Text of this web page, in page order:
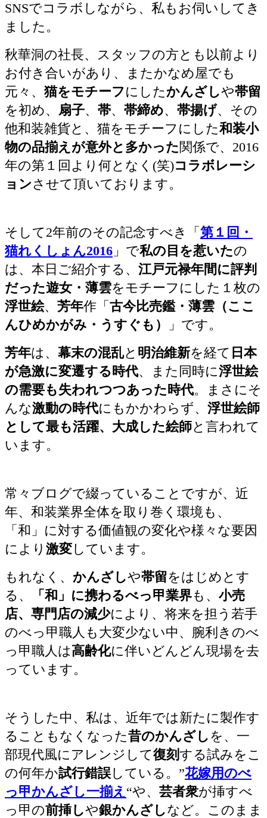
SNSでコラボしながら、私もお伺いしてき
ました。
秋華洞の社長、スタッフの方とも以前より
お付き合いがあり、またかなめ屋でも
元々、 猫をモチーフにしたかんざしや帯留
を初め、 扇子、 帯、 帯締め、 帯揚げ、その
他和装雑貨と、猫をモチーフにした和装小
物の品揃えが意外と多かった 関係で、2016
年の第１回より何となく(笑)コラボレーシ
ョン させて頂いております。
そして2年前のその記念すべき「 第１回・
猫れくしょん2016 」で私の目を惹いたの
は、本日ご紹介する、 江戸元禄年間に評判
だった遊女・薄雲をモチーフにした１枚の
浮世絵、 芳年作「 古今比売鑑・薄雲（ここ
んひめかがみ・うすぐも）
」です。
芳年は、 幕末の混乱と 明治維新を経て 日本
が急激に変遷する時代、また同時に浮世絵
の需要も失われつつあった時代。まさにそ
んな激動の時代にもかかわらず、 浮世絵師
として最も活躍、大成した絵師と言われて
います。
常々ブログで綴っていることですが、近
年、和装業界全体を取り巻く環境も、
「和」に対する価値観の変化や様々な要因
により 激変しています。
もれなく、 かんざしや帯留をはじめとす
る、
「和」に携わるべっ甲業界も、 小売
店、専門店の減少により、将来を担う若手
のべっ甲職人も大変少ない中、腕利きのべ
っ甲職人は高齢化に伴いどんどん現場を去
っています。
そうした中、私は、近年では新たに製作す
ることもなくなった昔のかんざし を、一
部現代風にアレンジして復刻する試みをこ
の何年か試行錯誤している。”花嫁用のべ
っ甲かんざし一揃え “や、 芸者衆が挿すべ
っ甲の前挿しや銀かんざしなど。このまま